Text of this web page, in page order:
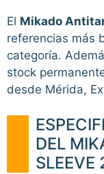
El Mikado
referencias más
categoría.
stock
desde Mérida,
DEL
SLEEVE